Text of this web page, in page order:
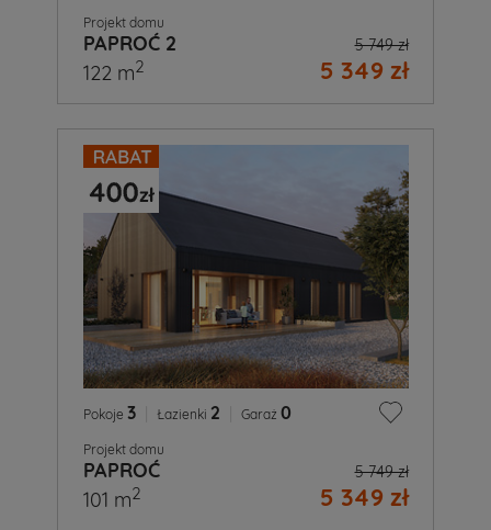
Projekt domu
PAPROĆ 2 5 749 zł
5 349 zł
122 m2
Pokoje 3 Łazienki 2 Garaż 0
Projekt domu
PAPROĆ 5 749 zł
5 349 zł
101 m2